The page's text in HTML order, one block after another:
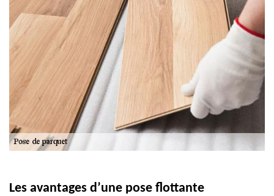
Les avantages d’une pose flottante